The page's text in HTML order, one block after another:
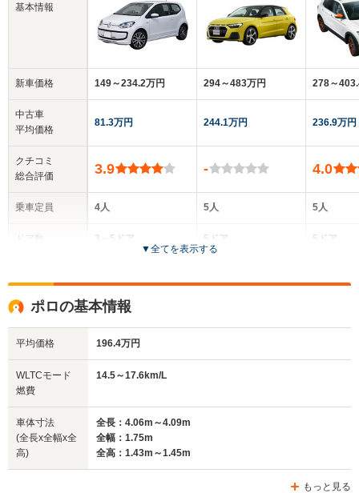
基本情報
新車価格
中古車
平均価格
クチコミ
総合評価
乗車定員
ドア数
サイズ
(全長x全幅x全高)
149～234.2万円
81.3万円
3.9
4人
3～5ドア
全高
1.65m
全長
ホイールベース
-m
294～483万円
244.1万円
-
5人
5ドア
全高
1.74m～1.76m
278～
236.9万円
4.0
5人
5ドア
全
1.76m
▼全てを表示する
ポロの基本情報
平均価格 196.4万円
WLTCモード
燃費
14.5～17.6km/L
車体寸法
(全長x全幅x全
高)
全長：4.06m～4.09m
全幅：1.75m
全高：1.43m～1.45m
もっと見る